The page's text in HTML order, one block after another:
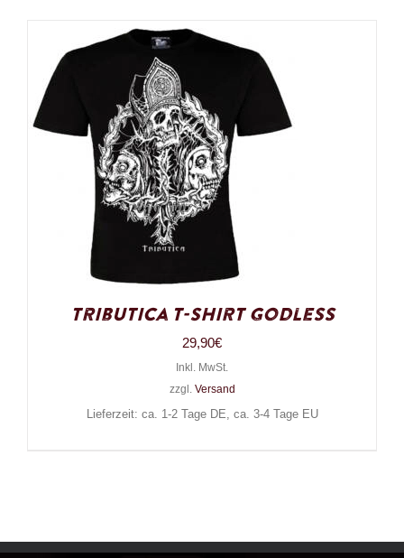
Tributica T-Shirt Godless
29,90€
Inkl. MwSt.
zzgl. Versand
Lieferzeit: ca. 1-2 Tage DE, ca. 3-4 Tage EU